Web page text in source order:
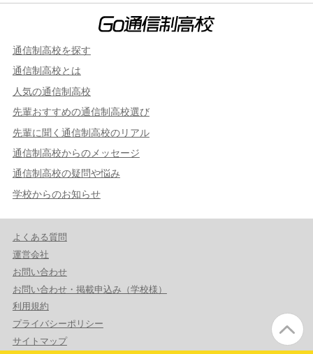
通信制高校を探す
通信制高校とは
人気の通信制高校
先輩おすすめの通信制高校選び
先輩に聞く通信制高校のリアル
通信制高校からのメッセージ
通信制高校の疑問や悩み
学校からのお知らせ
よくある質問
運営会社
お問い合わせ
お問い合わせ・掲載申込み（学校様）
利用規約
プライバシーポリシー
サイトマップ